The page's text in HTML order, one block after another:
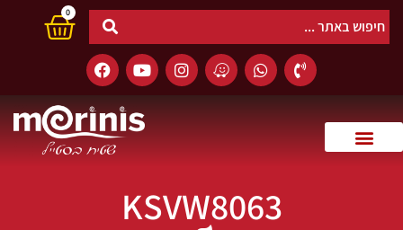
0
KSVW8063